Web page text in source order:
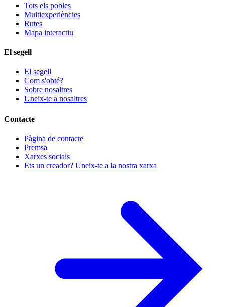
Tots els pobles
Multiexperiències
Rutes
Mapa interactiu
El segell
El segell
Com s'obté?
Sobre nosaltres
Uneix-te a nosaltres
Contacte
Pàgina de contacte
Premsa
Xarxes socials
Ets un creador? Uneix-te a la nostra xarxa